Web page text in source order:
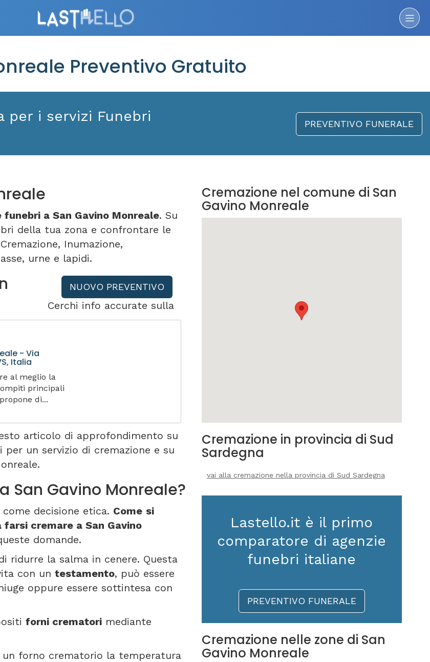
Preventivo Gratuito
per i servizi Funebri PREVENTIVO FUNERALE
funebri a San Gavino Monreale. Su
della tua zona e confrontare le
Inumazione,
urne e lapidi.
NUOVO PREVENTIVO
- Via
Italia
al meglio la
principali
di...
Cerchi info accurate sulla
articolo di approfondimento su
un servizio di cremazione e su
San Gavino Monreale?
decisione etica. Come si
cremare a San Gavino
domande.
ridurre la salma in cenere. Questa
con un testamento, può essere
oppure essere sottintesa con
forni crematori mediante
forno crematorio la temperatura
Cremazione nel comune di San
Gavino Monreale
Cremazione in provincia di Sud
Sardegna
vai alla cremazione nella provincia di Sud Sardegna
Lastello.it è il primo
comparatore di agenzie
funebri italiane
PREVENTIVO FUNERALE
Cremazione nelle zone di San
Gavino Monreale